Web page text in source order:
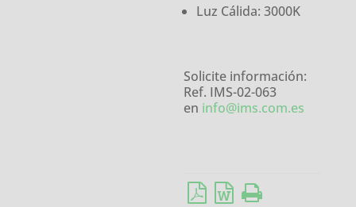
Luz Cálida: 3000K
Solicite información:
Ref. IMS-02-063
en info@ims.com.es